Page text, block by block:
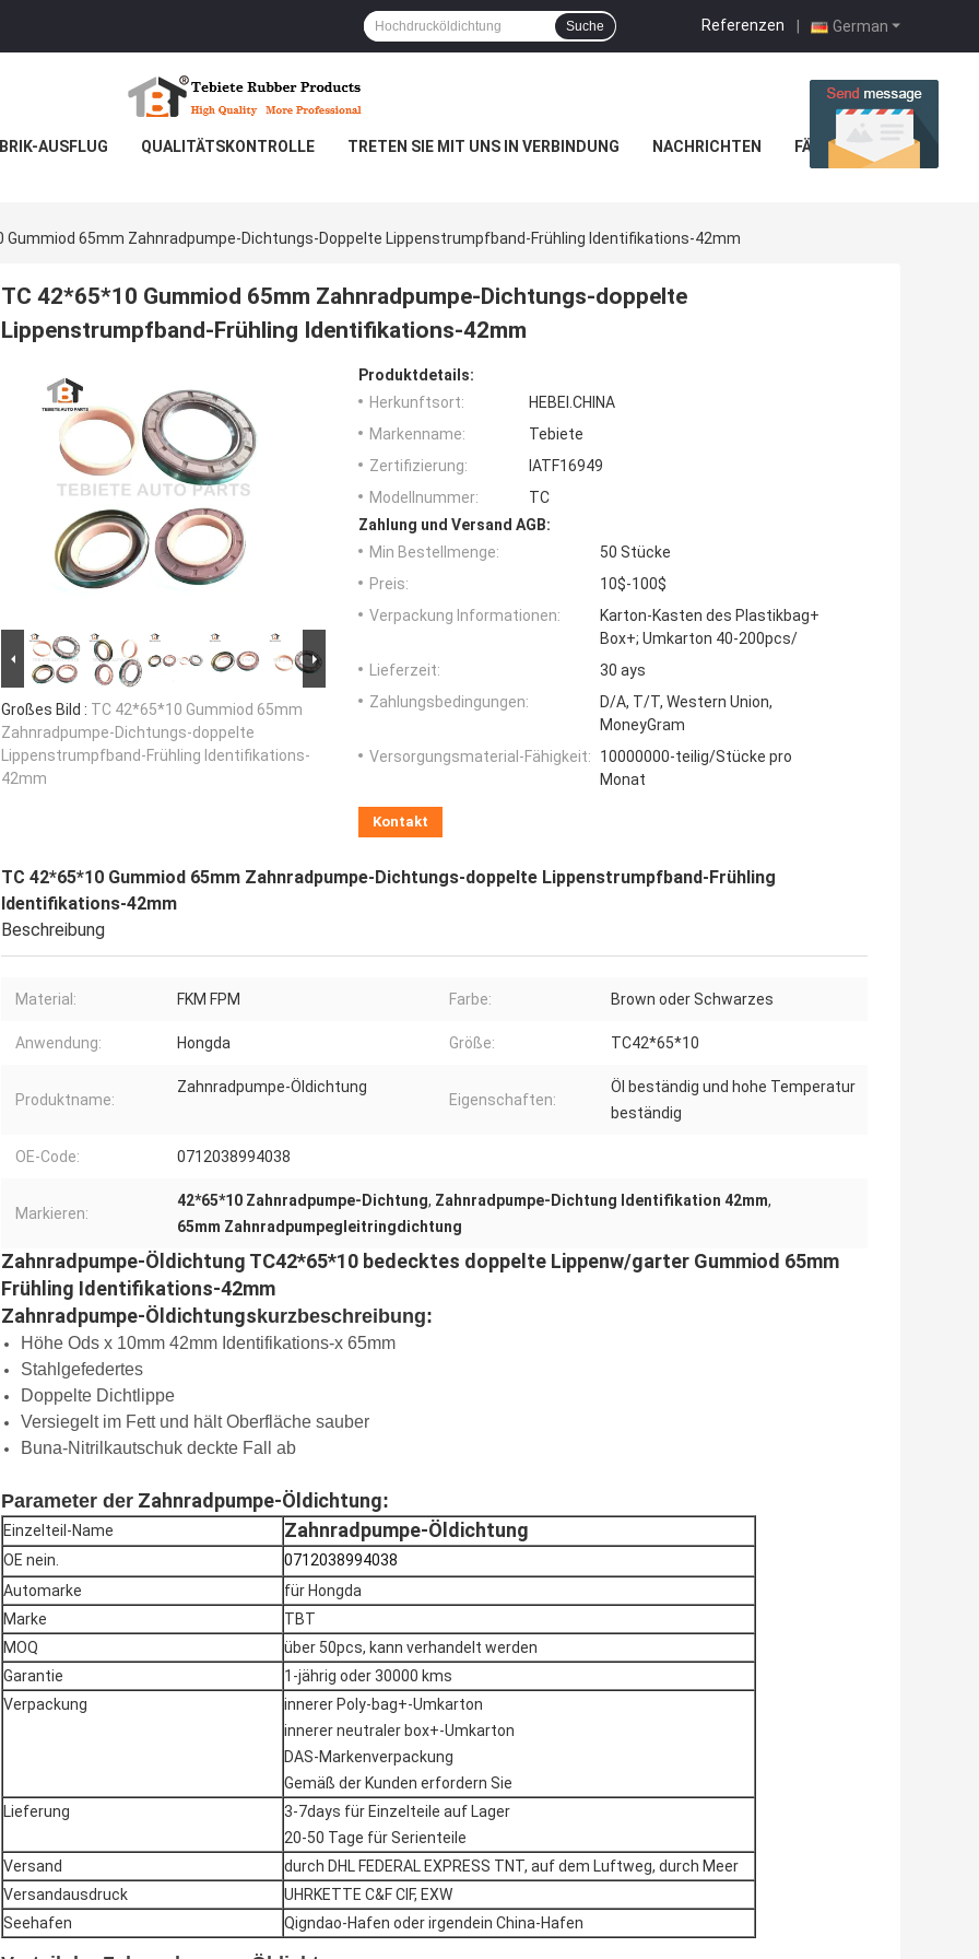
German
Referenzen |
Suche
AUSFLUG QUALITÄTSKONTROLLE TRETEN SIE MIT UNS IN VERBINDUNG NACHRICHTEN FÄLLE
Gummiod 65mm Zahnradpumpe-Dichtungs-Doppelte Lippenstrumpfband-Frühling Identifikations-42mm
TC 42*65*10 Gummiod 65mm Zahnradpumpe-Dichtungs-doppelte
Lippenstrumpfband-Frühling Identifikations-42mm
Großes Bild : TC 42*65*10 Gummiod 65mm
Zahnradpumpe-Dichtungs-doppelte
Lippenstrumpfband-Frühling Identifikations-
42mm
Produktdetails:
Herkunftsort:
HEBEI.CHINA
Markenname:
Tebiete
Zertifizierung:
IATF16949
Modellnummer:
TC
Zahlung und Versand AGB:
Min Bestellmenge:
50 Stücke
Preis:
10$-100$
Verpackung Informationen:
Karton-Kasten des Plastikbag+
Box+; Umkarton 40-200pcs/
Lieferzeit:
30 ays
Zahlungsbedingungen:
D/A, T/T, Western Union,
MoneyGram
Versorgungsmaterial-Fähigkeit:
10000000-teilig/Stücke pro
Monat
Kontakt
TC 42*65*10 Gummiod 65mm Zahnradpumpe-Dichtungs-doppelte Lippenstrumpfband-Frühling
Identifikations-42mm
Beschreibung
Material: FKM FPM Farbe: Brown oder Schwarzes
Anwendung: Hongda Größe: TC42*65*10
Produktname:
Zahnradpumpe-Öldichtung
Eigenschaften:
Öl beständig und hohe Temperatur
beständig
OE-Code: 0712038994038
Markieren:
42*65*10 Zahnradpumpe-Dichtung, Zahnradpumpe-Dichtung Identifikation 42mm,
65mm Zahnradpumpegleitringdichtung
Zahnradpumpe-Öldichtung TC42*65*10 bedecktes doppelte Lippenw/garter Gummiod 65mm
Frühling Identifikations-42mm
Zahnradpumpe-Öldichtungs kurzbeschreibung:
Höhe Ods x 10mm 42mm Identifikations-x 65mm
Stahlgefedertes
Doppelte Dichtlippe
Versiegelt im Fett und hält Oberfläche sauber
Buna-Nitrilkautschuk deckte Fall ab
Parameter der Zahnradpumpe-Öldichtung:
Einzelteil-Name Zahnradpumpe-Öldichtung
OE nein.
0712038994038
Automarke
für Hongda
Marke
TBT
MOQ
über 50pcs, kann verhandelt werden
Garantie
1-jährig oder 30000 kms
Verpackung
innerer Poly-bag+-Umkarton
innerer neutraler box+-Umkarton
DAS-Markenverpackung
Gemäß der Kunden erfordern Sie
Lieferung
3-7days für Einzelteile auf Lager
20-50 Tage für Serienteile
Versand
durch DHL FEDERAL EXPRESS TNT, auf dem Luftweg, durch Meer
Versandausdruck
UHRKETTE C&F CIF, EXW
Seehafen
Qigndao-Hafen oder irgendein China-Hafen